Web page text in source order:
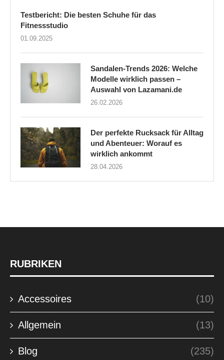
Testbericht: Die besten Schuhe für das
Fitnessstudio
01.09.2025
Sandalen-Trends 2026: Welche
Modelle wirklich passen –
Auswahl von Lazamani.de
26.02.2026
Der perfekte Rucksack für Alltag
und Abenteuer: Worauf es
wirklich ankommt
28.04.2026
RUBRIKEN
Accessoires (10)
Allgemein (13)
Blog (235)